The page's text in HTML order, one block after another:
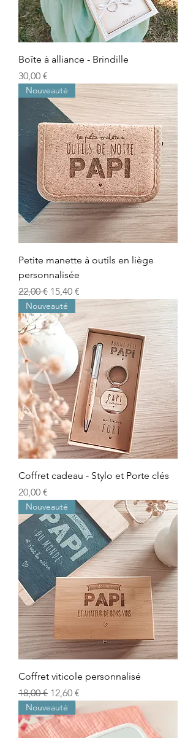
Boîte à alliance - Brindille
Prix
30,00 €
Nouveauté
Petite manette à outils en liège
personnalisée
Prix original
22,00 € Prix promotionnel
15,40 €
Nouveauté
Coffret cadeau - Stylo et Porte clés
Prix
20,00 €
Nouveauté
Coffret viticole personnalisé
Prix original
18,00 € Prix promotionnel
12,60 €
Nouveauté